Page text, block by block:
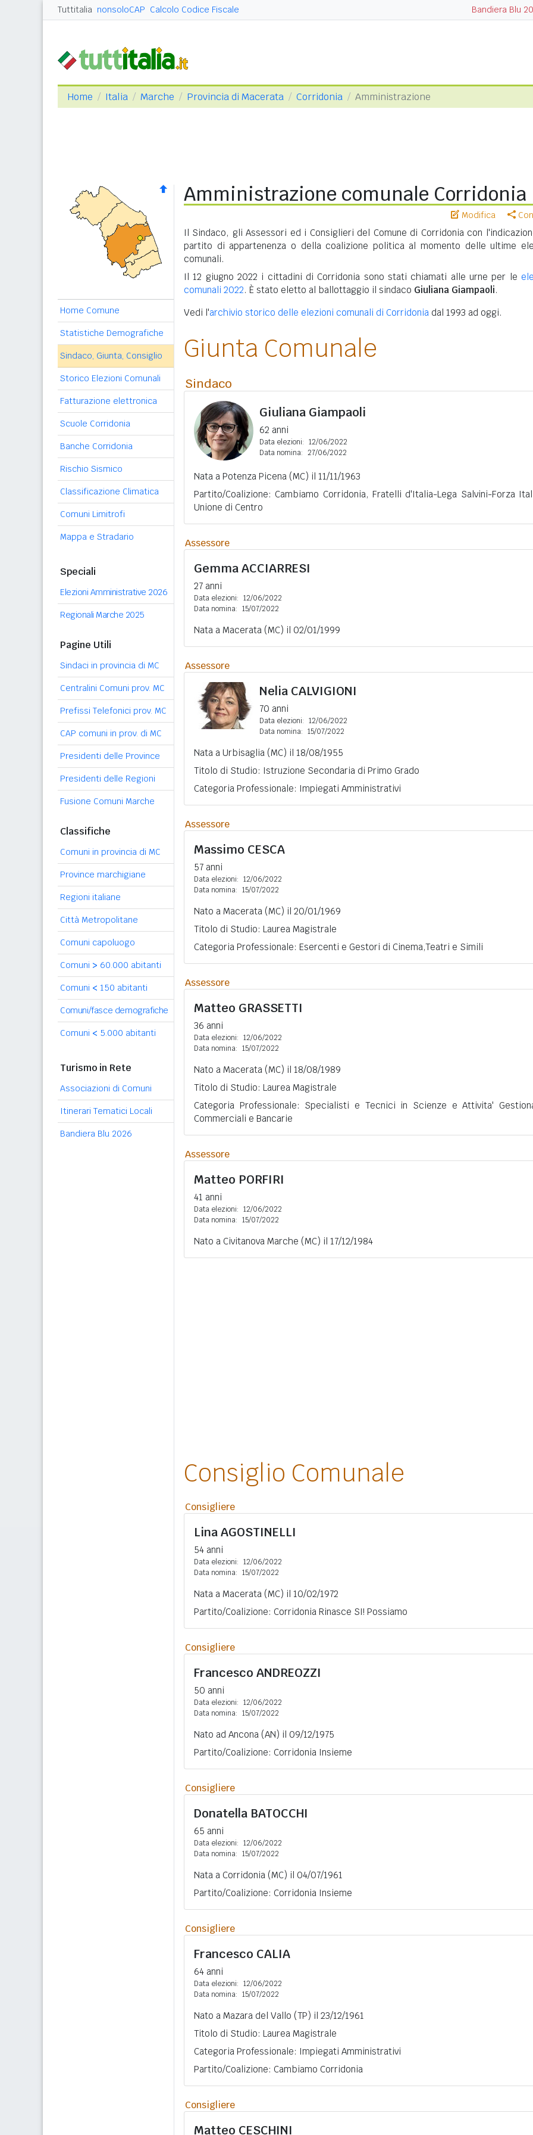
Tuttitalia nonsoloCAP Calcolo Codice Fiscale Bandiera Blu
Home Italia Marche Provincia di Macerata Corridonia Amministrazione
Home Comune
Statistiche Demografiche
Sindaco, Giunta, Consiglio
Storico Elezioni Comunali
Fatturazione elettronica
Scuole Corridonia
Banche Corridonia
Rischio Sismico
Classificazione Climatica
Comuni Limitrofi
Mappa e Stradario
Speciali
Elezioni Amministrative 2026
Regionali Marche 2025
Pagine Utili
Sindaci in provincia di MC
Centralini Comuni prov. MC
Prefissi Telefonici prov. MC
CAP comuni in prov. di MC
Presidenti delle Province
Presidenti delle Regioni
Fusione Comuni Marche
Classifiche
Comuni in provincia di MC
Province marchigiane
Regioni italiane
Città Metropolitane
Comuni capoluogo
Comuni > 60.000 abitanti
Comuni < 150 abitanti
Comuni/fasce demografiche
Comuni < 5.000 abitanti
Turismo in Rete
Associazioni di Comuni
Itinerari Tematici Locali
Bandiera Blu 2026
Amministrazione comunale Corridonia
Modifica
Il Sindaco, gli Assessori ed i Consiglieri del Comune di Corridonia con
partito di appartenenza o della coalizione politica al momento delle ultime
comunali.
Il 12 giugno 2022 i cittadini di Corridonia sono stati chiamati alle urne per le
comunali 2022. È stato eletto al ballottaggio il sindaco Giuliana Giampaoli.
Vedi l'archivio storico delle elezioni comunali di Corridonia dal 1993 ad oggi.
Giunta Comunale
Sindaco
Giuliana Giampaoli
62 anni
Data elezioni: 12/06/2022
Data nomina: 27/06/2022
Nata a Potenza Picena (MC) il 11/11/1963
Partito/Coalizione: Cambiamo Corridonia, Fratelli d'Italia-Lega Salvini-Forza
Unione di Centro
Assessore
GemmaACCIARRESI
27 anni
Data elezioni: 12/06/2022
Data nomina: 15/07/2022
Nata a Macerata (MC) il 02/01/1999
Assessore
Nelia CALVIGIONI
70 anni
Data elezioni: 12/06/2022
Data nomina: 15/07/2022
Nata a Urbisaglia (MC) il 18/08/1955
Titolo di Studio: Istruzione Secondaria di Primo Grado
Categoria Professionale: Impiegati Amministrativi
Assessore
Massimo CESCA
57 anni
Data elezioni: 12/06/2022
Data nomina: 15/07/2022
Nato a Macerata (MC) il 20/01/1969
Titolo di Studio: Laurea Magistrale
Categoria Professionale: Esercenti e Gestori di Cinema,Teatri e Simili
Assessore
Matteo GRASSETTI
36 anni
Data elezioni: 12/06/2022
Data nomina: 15/07/2022
Nato a Macerata (MC) il 18/08/1989
Titolo di Studio: Laurea Magistrale
Categoria Professionale: Specialisti e Tecnici in Scienze e Attivita'
Commerciali e Bancarie
Assessore
Matteo PORFIRI
41 anni
Data elezioni: 12/06/2022
Data nomina: 15/07/2022
Nato a Civitanova Marche (MC) il 17/12/1984
Consiglio Comunale
Consigliere
LinaAGOSTINELLI
54 anni
Data elezioni: 12/06/2022
Data nomina: 15/07/2022
Nata a Macerata (MC) il 10/02/1972
Partito/Coalizione: Corridonia Rinasce SI! Possiamo
Consigliere
Francesco ANDREOZZI
50 anni
Data elezioni: 12/06/2022
Data nomina: 15/07/2022
Nato ad Ancona (AN) il 09/12/1975
Partito/Coalizione: Corridonia Insieme
Consigliere
Donatella BATOCCHI
65 anni
Data elezioni: 12/06/2022
Data nomina: 15/07/2022
Nata a Corridonia (MC) il 04/07/1961
Partito/Coalizione: Corridonia Insieme
Consigliere
Francesco CALIA
64 anni
Data elezioni: 12/06/2022
Data nomina: 15/07/2022
Nato a Mazara del Vallo (TP) il 23/12/1961
Titolo di Studio: Laurea Magistrale
Categoria Professionale: Impiegati Amministrativi
Partito/Coalizione: Cambiamo Corridonia
Consigliere
Matteo CESCHINI